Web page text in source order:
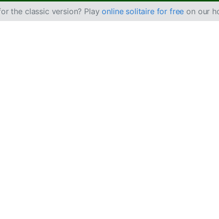
the classic version? Playonline solitaire for free on our